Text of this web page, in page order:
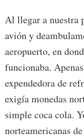
Al llegar a nuestra
avión y
aeropuerto, en
funcionaba.
expendedora de
exigía monedas
simple coca cola.
norteamericanas